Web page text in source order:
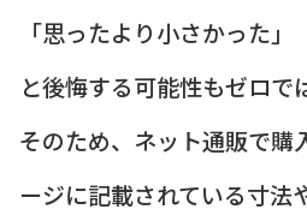
「思ったより小さかった」
と後悔する可能性もゼロで
そのため、ネット通販で購
ージに記載されている寸法